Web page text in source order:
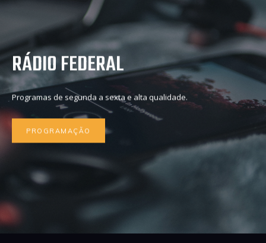
RÁDIO FEDERAL
Programas de segunda a sexta e alta qualidade.
PROGRAMAÇÃO